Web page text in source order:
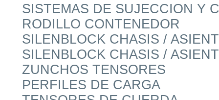
SISTEMAS DE SUJECCION Y
RODILLO CONTENEDOR
SILENBLOCK CHASIS /
SILENBLOCK CHASIS /
ZUNCHOS TENSORES
PERFILES DE CARGA